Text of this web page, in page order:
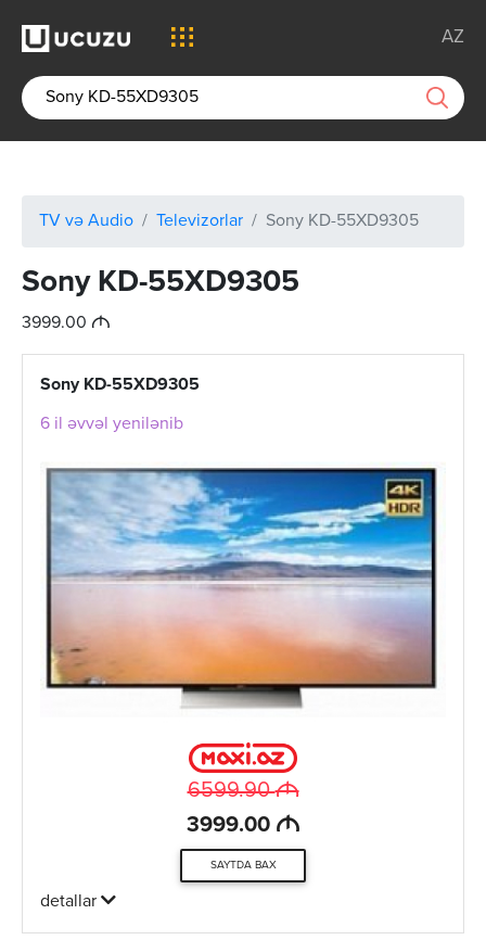
AZ
TV və Audio Televizorlar Sony KD-55XD9305
Sony KD-55XD9305
3999.00 M
Sony KD-55XD9305
6 il əvvəl yenilənib
6599.90M
3999.00 M
SAYTDA BAX
detallar